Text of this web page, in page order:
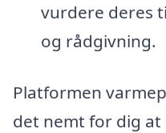
vurdere deres
og rådgivning.
Platformen
det nemt for dig